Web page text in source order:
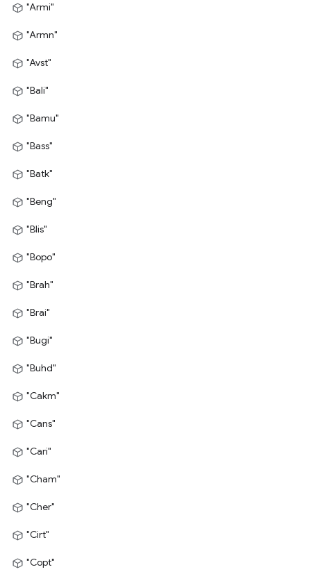
"Armi"
"Armn"
"Avst"
"Bali"
"Bamu"
"Bass"
"Batk"
"Beng"
"Blis"
"Bopo"
"Brah"
"Brai"
"Bugi"
"Buhd"
"Cakm"
"Cans"
"Cari"
"Cham"
"Cher"
"Cirt"
"Copt"